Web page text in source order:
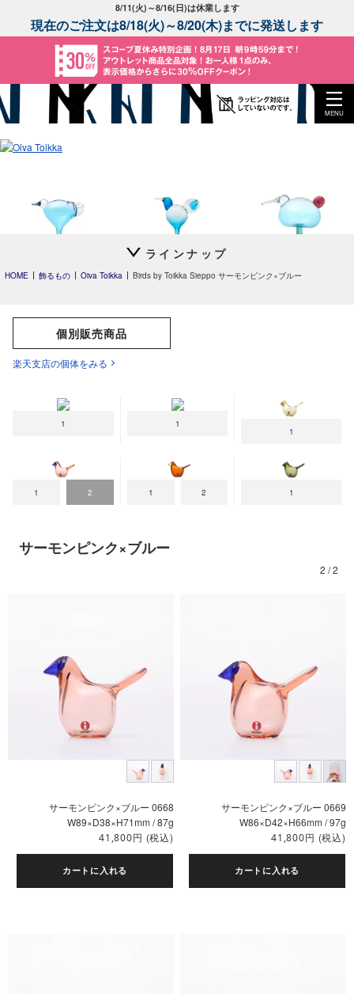
8/11(火)～8/16(日)は休業します
現在のご注文は8/18(火)～8/20(木)までに発送します
MENU
ー
Anoターコイズ
Lakla セビリアオレンジ
Oriol ライトライラック
Blue Charadrius
Annual Bird 2022
Crake copper
ラインナップ
HOME 飾るもの Oiva Toikka Birds by Toikka Sieppo サーモンピンク×ブルー
個別販売商品
楽天支店の個体をみる
1 1
1
1 2 1 2 1
サーモンピンク×ブルー
サーモンピンク×ブルー 0668
W89×D38×H71mm / 87g
41,800円 (税込)
カートに入れる
サーモンピンク×ブルー 0669
W86×D42×H66mm / 97g
41,800円 (税込)
カートに入れる